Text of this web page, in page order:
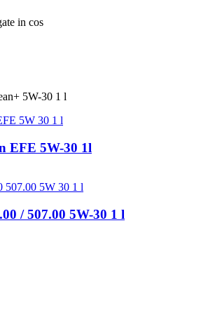
in cos
5W-30 1 l
EFE 5W-30 1l
/ 507.00 5W-30 1 l